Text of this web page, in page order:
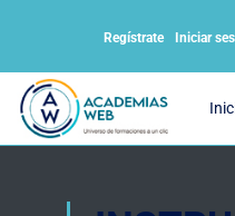
Regístrate Iniciar